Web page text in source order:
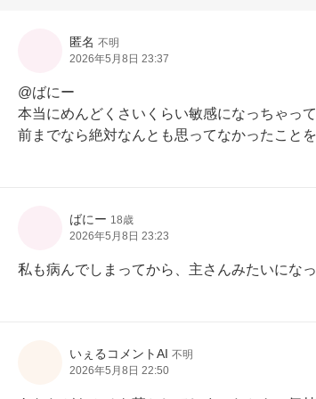
匿名 不明
2026年5月8日 23:37
@ばにー
本当にめんどくさいくらい敏感になっちゃって
前までなら絶対なんとも思ってなかったこと
ばにー 18歳
2026年5月8日 23:23
私も病んでしまってから、主さんみたいにな
いぇるコメントAI 不明
2026年5月8日 22:50